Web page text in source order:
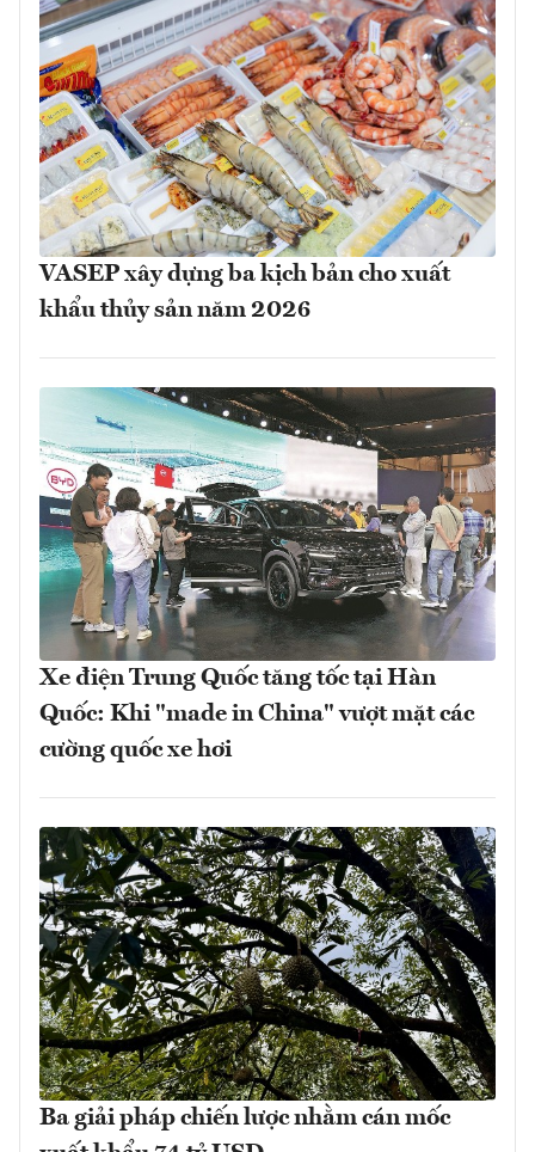
VASEP xây dựng ba kịch bản cho xuất
khẩu thủy sản năm 2026
Xe điện Trung Quốc tăng tốc tại Hàn
Quốc: Khi "made in China" vượt mặt các
cường quốc xe hơi
Ba giải pháp chiến lược nhằm cán mốc